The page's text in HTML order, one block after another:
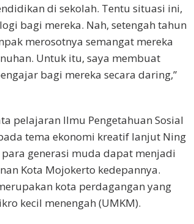
di sekolah. Tentu situasi ini,
bagi mereka. Nah, setengah tahun
merosotnya semangat mereka
Untuk itu, saya membuat
bagi mereka secara daring,”
pelajaran Ilmu Pengetahuan Sosial
tema ekonomi kreatif lanjut Ning
generasi muda dapat menjadi
Kota Mojokerto kedepannya.
kota perdagangan yang
kecil menengah (UMKM).